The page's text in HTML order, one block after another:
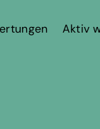
Aktiv